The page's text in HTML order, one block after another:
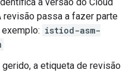
revisão passa a fazer parte
istiod-asm-
a etiqueta de revisão